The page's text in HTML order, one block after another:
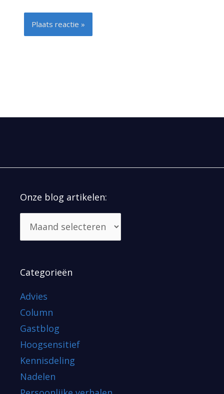
Onze blog artikelen:
Categorieën
Advies
Column
Gastblog
Hoogsensitief
Kennisdeling
Nadelen